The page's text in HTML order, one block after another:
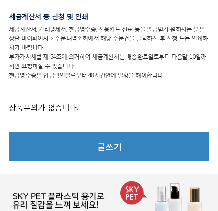
세금계산서 등 신청 및 인쇄
세금계산서, 거래명세서, 현금영수증, 신용카드 전표 등을 발급받기 원하시는 분은
상단 마이페이지 > 주문내역조회에서 해당 주문건을 클릭하신 후 신청 또는 인쇄하
시기 바랍니다.
부가가치세법 제 54조에 의거하여 세금계산서는 배송완료일로부터 다음달 10일까
지만 요청하실 수 있습니다.
현금영수증은 입금확인일로부터 48시간안에 발행을 해야합니다.
상품문의가 없습니다.
글쓰기